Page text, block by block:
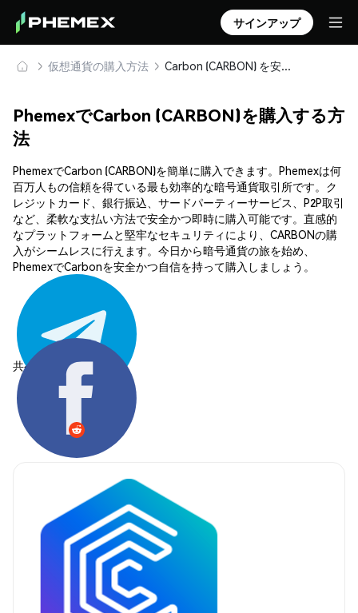
サインアップ
仮想通貨の購入方法 Carbon (CARBON) を安全に購入・保管
PhemexでCarbon (CARBON)を購入する方
法
PhemexでCarbon (CARBON)を簡単に購入できます。Phemexは何
百万人もの信頼を得ている最も効率的な暗号通貨取引所です。ク
レジットカード、銀行振込、サードパーティーサービス、P2P取引
など、柔軟な支払い方法で安全かつ即時に購入可能です。直感的
なプラットフォームと堅牢なセキュリティにより、CARBONの購
入がシームレスに行えます。今日から暗号通貨の旅を始め、
PhemexでCarbonを安全かつ自信を持って購入しましょう。
共有する: